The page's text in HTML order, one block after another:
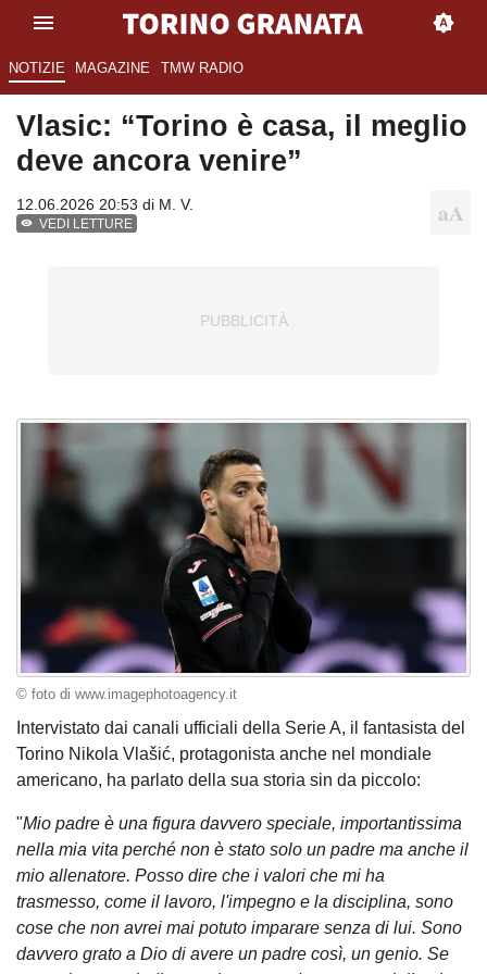
NOTIZIE MAGAZINE TMW RADIO
Vlasic: “Torino è casa, il meglio
deve ancora venire”
12.06.2026 20:53 di M. V.
VEDI LETTURE
© foto di www.imagephotoagency.it
Intervistato dai canali ufficiali della Serie A, il fantasista del
Torino Nikola Vlašić, protagonista anche nel mondiale
americano, ha parlato della sua storia sin da piccolo:
"Mio padre è una figura davvero speciale, importantissima
nella mia vita perché non è stato solo un padre ma anche il
mio allenatore. Posso dire che i valori che mi ha
trasmesso, come il lavoro, l'impegno e la disciplina, sono
cose che non avrei mai potuto imparare senza di lui. Sono
davvero grato a Dio di avere un padre così, un genio. Se